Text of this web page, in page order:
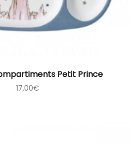
Petit Prince
17,00€